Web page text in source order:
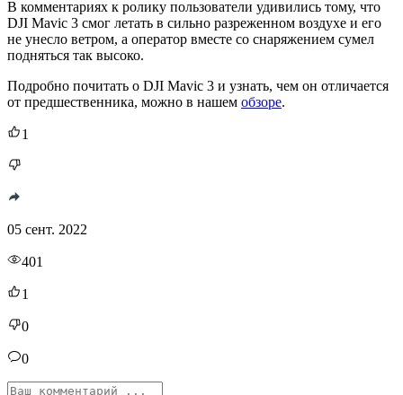
В комментариях к ролику пользователи удивились тому, что
DJI Mavic 3 смог летать в сильно разреженном воздухе и его
не унесло ветром, а оператор вместе со снаряжением сумел
подняться так высоко.
Подробно почитать о DJI Mavic 3 и узнать, чем он отличается
от предшественника, можно в нашем обзоре.
1
05 сент. 2022
401
1
0
0